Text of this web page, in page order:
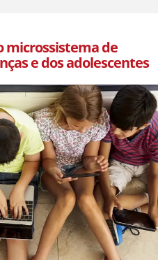
microssistema de
e dos adolescentes